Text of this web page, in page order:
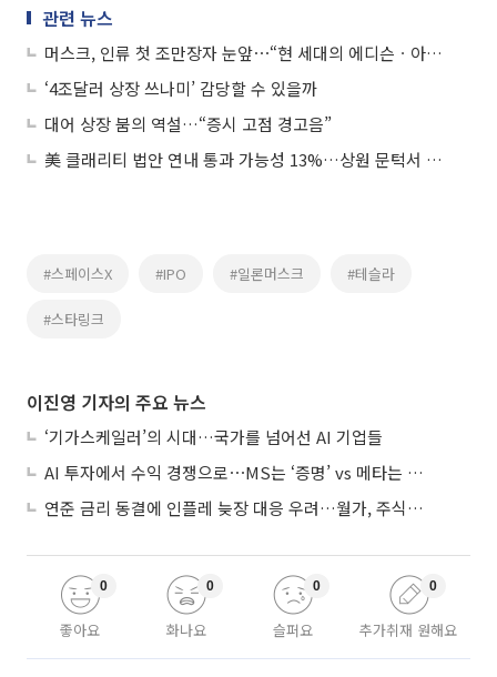
관련 뉴스
머스크, 인류 첫 조만장자 눈앞⋯“현 세대의 에디슨ㆍ아이슈타인”
‘4조달러 상장 쓰나미’ 감당할 수 있을까
대어 상장 붐의 역설…“증시 고점 경고음”
美 클래리티 법안 연내 통과 가능성 13%…상원 문턱서 제동
#스페이스X #IPO #일론머스크 #테슬라
#스타링크
이진영 기자의 주요 뉴스
‘기가스케일러’의 시대…국가를 넘어선 AI 기업들
AI 투자에서 수익 경쟁으로⋯MS는 ‘증명’ vs 메타는 ‘숙제’
연준 금리 동결에 인플레 늦장 대응 우려…월가, 주식도 채권도 던졌다
좋아요
0
화나요
0
슬퍼요
0
추가취재 원해요
0